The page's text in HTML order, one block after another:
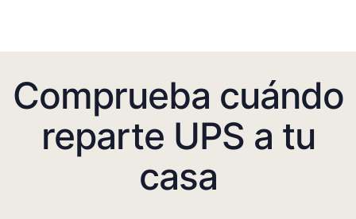
Comprueba cuándo
reparte UPS a tu
casa